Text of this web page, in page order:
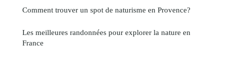
Comment trouver un spot de naturisme en Provence?
Les meilleures randonnées pour explorer la nature en
France